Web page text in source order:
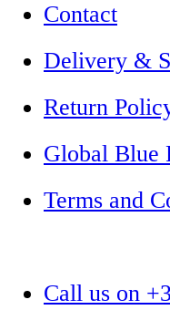
Contact
Delivery &
Return
Global Blue
Terms and
Call us on